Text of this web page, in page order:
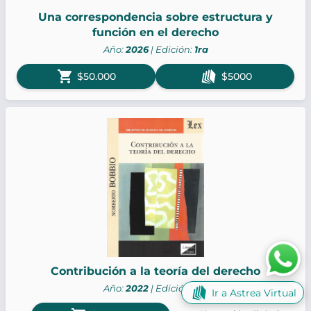
Una correspondencia sobre estructura y
función en el derecho
Año:2026| Edición: 1ra
shopping_cart $50.000 $5000
Contribución a la teoría del derecho
Año:2022| Edición:1ra Ir a Astrea Virtual